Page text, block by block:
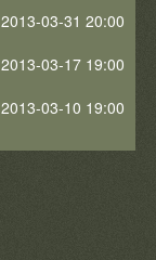
2013-03-31 20:00
2013-03-17 19:00
2013-03-10 19:00